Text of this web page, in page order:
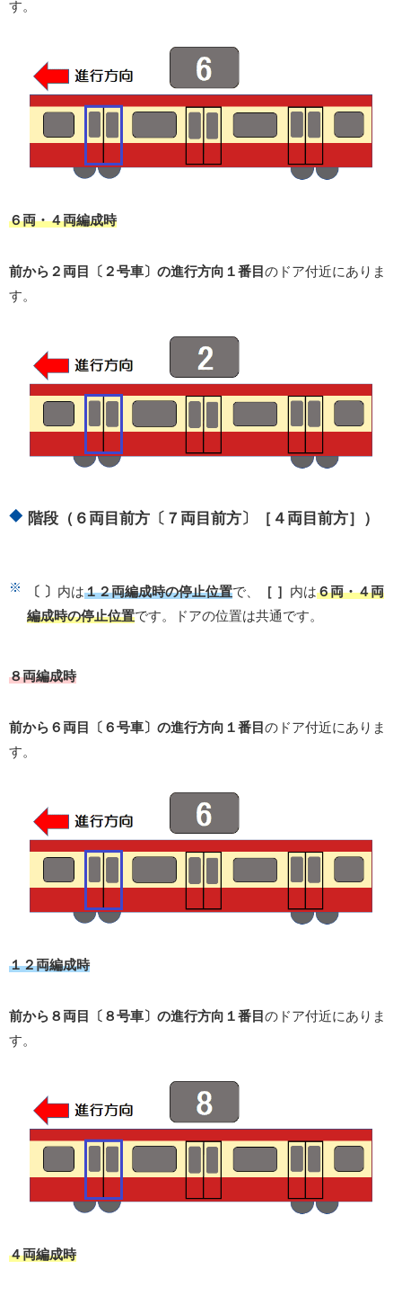
す。
６両・４両編成時
前から２両目〔２号車〕の進行方向１番目 のドア付近にありま
す。
階段（６両目前方〔７両目前方〕［４両目前方］）
〔 〕 内は１２両編成時の停止位置で、 ［ ］ 内は６両・４両
編成時の停止位置です。ドアの位置は共通です。
８両編成時
前から６両目〔６号車〕の進行方向１番目 のドア付近にありま
す。
１２両編成時
前から８両目〔８号車〕の進行方向１番目 のドア付近にありま
す。
４両編成時